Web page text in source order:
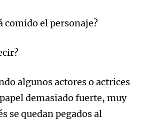
comido el personaje?
algunos actores o actrices
demasiado fuerte, muy
se quedan pegados al